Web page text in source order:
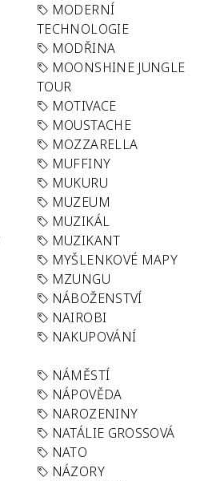
MODERNÍ
TECHNOLOGIE
MODŘINA
MOONSHINE JUNGLE
TOUR
MOTIVACE
MOUSTACHE
MOZZARELLA
MUFFINY
MUKURU
MUZEUM
MUZIKÁL
MUZIKANT
MYŠLENKOVÉ MAPY
MZUNGU
NÁBOŽENSTVÍ
NAIROBI
NAKUPOVÁNÍ
NÁMĚSTÍ
NÁPOVĚDA
NAROZENINY
NATÁLIE GROSSOVÁ
NATO
NÁZORY